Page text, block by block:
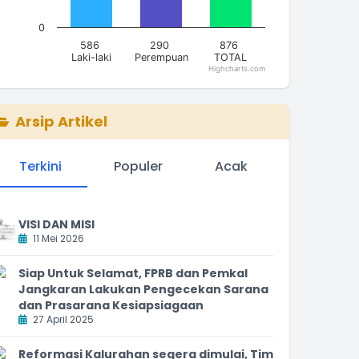
586
Laki-laki
290
Perempuan
876
TOTAL
0
Highcharts.com
Arsip Artikel
Terkini Populer Acak
VISI DAN MISI
11 Mei 2026
Siap Untuk Selamat, FPRB dan Pemkal
Jangkaran Lakukan Pengecekan Sarana
dan Prasarana Kesiapsiagaan
27 April 2025
Reformasi Kalurahan segera dimulai, Tim